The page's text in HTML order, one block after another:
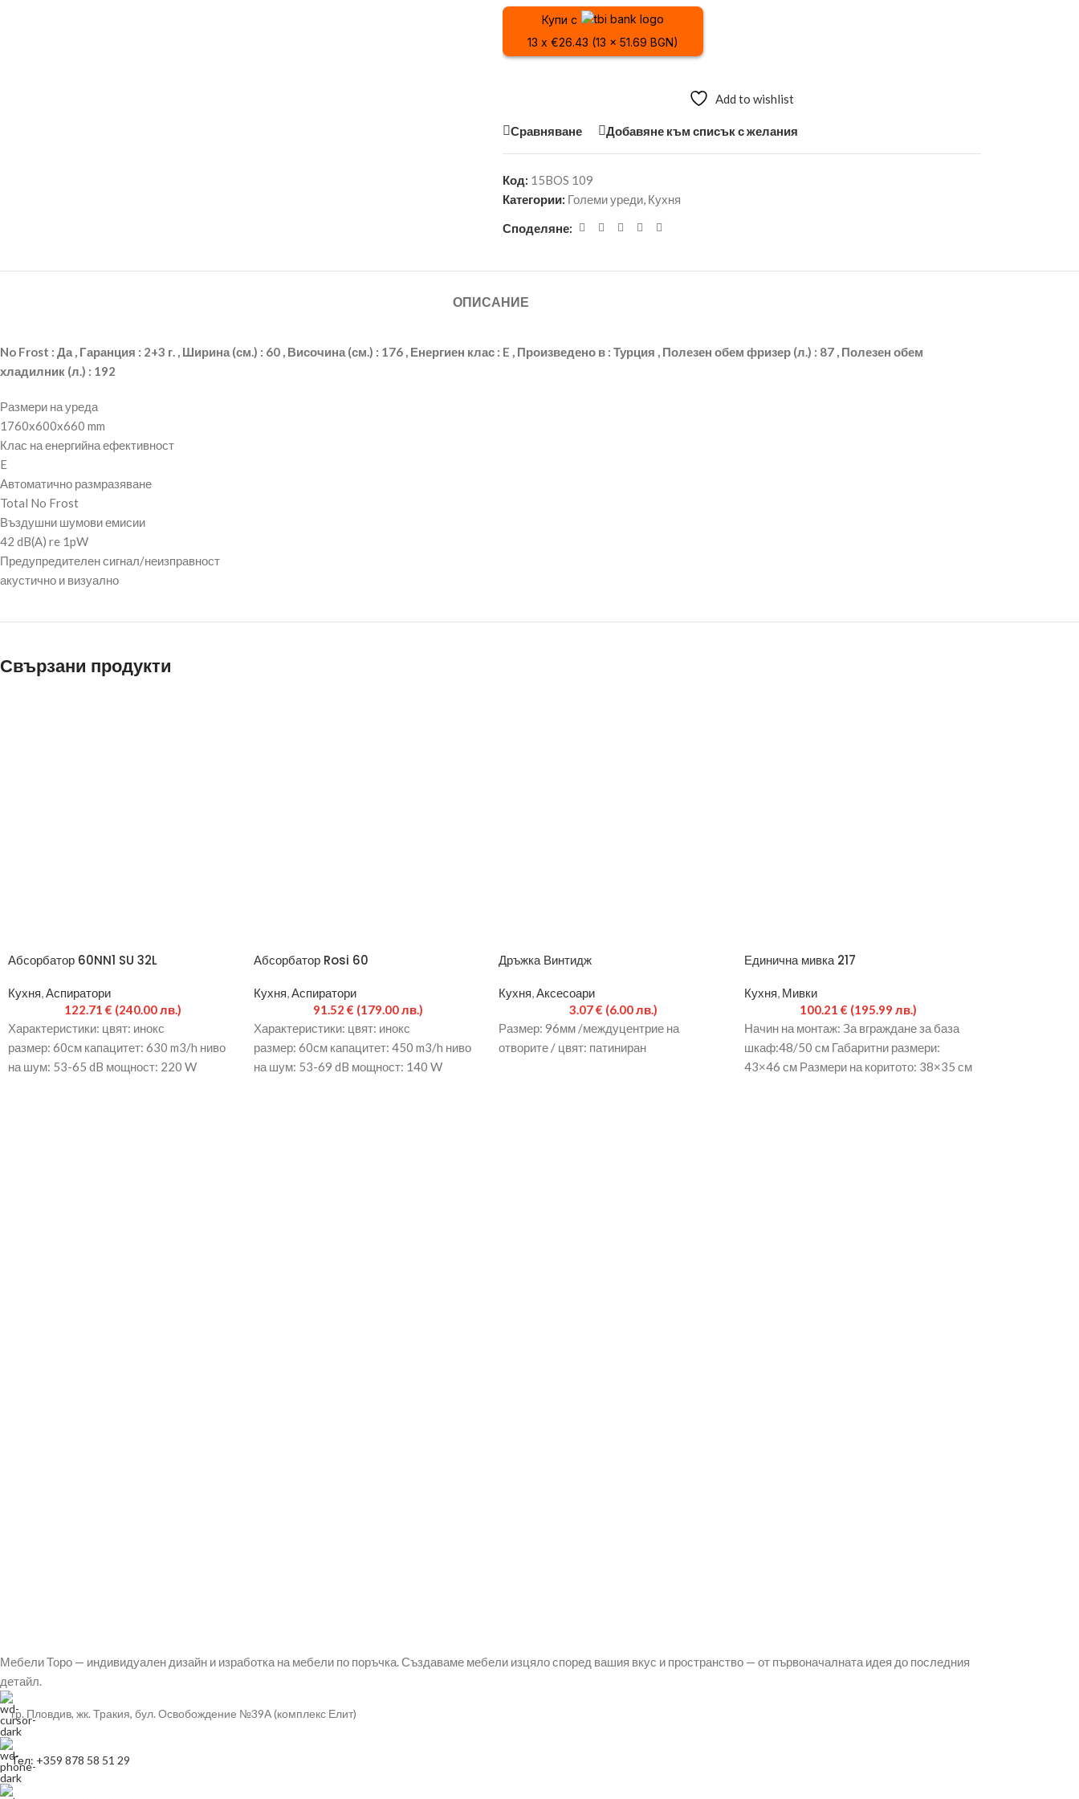
Купи с
13 x €26.43 (13 x 51.69 BGN)
Add to wishlist
Сравняване Добавяне към списък с желания
Код: 15BOS 109
Категории: Големи уреди, Кухня
Споделяне:
ОПИСАНИЕ
No Frost : Да , Гаранция : 2+3 г. , Ширина (см.) : 60 , Височина (см.) : 176 , Енергиен клас : E , Произведено в : Турция , Полезен обем фризер (л.) : 87 , Полезен обем
хладилник (л.) : 192
Размери на уреда
1760x600x660 mm
Клас на енергийна ефективност
E
Автоматично размразяване
Total No Frost
Въздушни шумови емисии
42 dB(A) re 1pW
Предупредителен сигнал/неизправност
акустично и визуално
Свързани продукти
Абсорбатор 60NN1 SU 32L
Кухня,Аспиратори
122.71 € (240.00 лв.)
Характеристики: цвят: инокс
размер: 60см капацитет: 630 m3/h ниво
на шум: 53-65 dB мощност: 220 W
Абсорбатор Rosi 60
Кухня,Аспиратори
91.52 € (179.00 лв.)
Характеристики: цвят: инокс
размер: 60см капацитет: 450 m3/h ниво
на шум: 53-69 dB мощност: 140 W
Дръжка Винтидж
Кухня,Аксесоари
3.07€ (6.00 лв.)
Размер: 96мм /междуцентрие на
отворите / цвят: патиниран
Единична мивка 217
Кухня, Мивки
100.21€ (195.99 лв.)
Начин на монтаж: За вграждане за база
шкаф:48/50 см Габаритни размери:
43×46 см Размери на коритото: 38×35 см
Мебели Торо — индивидуален дизайн и изработка на мебели по поръчка. Създаваме мебели изцяло според вашия вкус и пространство — от първоначалната идея до последния
детайл.
гр. Пловдив, жк. Тракия, бул. Освобождение №39А (комплекс Елит)
Тел: +359 878 58 51 29